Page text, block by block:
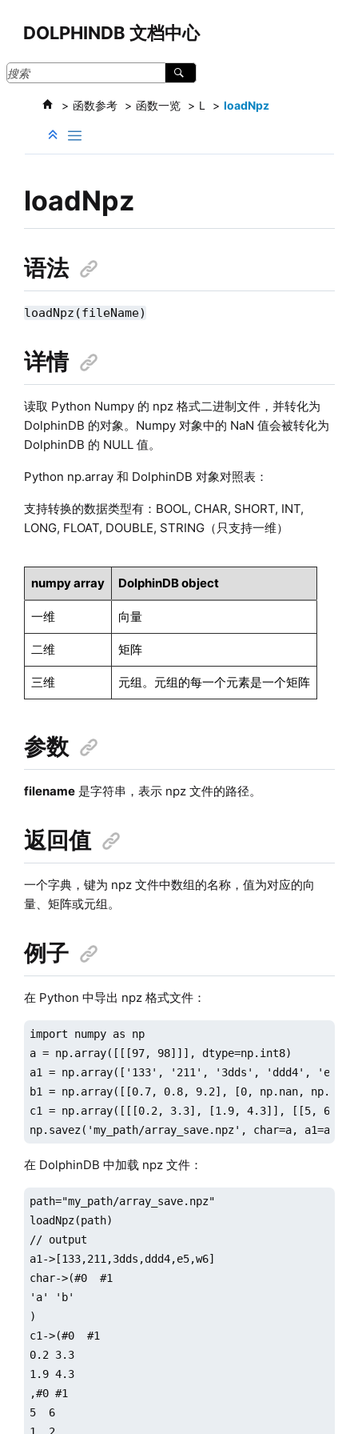
DOLPHINDB 文档中心
函数参考 函数一览 L loadNpz
loadNpz
语法
loadNpz(fileName)
详情
读取 Python Numpy 的 npz 格式二进制文件，并转化为
DolphinDB 的对象。Numpy 对象中的 NaN 值会被转化为
DolphinDB 的 NULL 值。
Python np.array 和 DolphinDB 对象对照表：
支持转换的数据类型有：BOOL, CHAR, SHORT, INT,
LONG, FLOAT, DOUBLE, STRING（只支持一维）
numpy array DolphinDB object
一维 向量
二维 矩阵
三维 元组。元组的每一个元素是一个矩阵
参数
filename是字符串，表示 npz 文件的路径。
返回值
一个字典，键为 npz 文件中数组的名称，值为对应的向
量、矩阵或元组。
例子
在 Python 中导出 npz 格式文件：
import numpy as np
a = np.array([[[97, 98]]], dtype=np.int8)
a1 = np.array(['133', '211', '3dds', 'ddd4', 'e5',
b1 = np.array([[0.7, 0.8, 9.2], [0, np.nan,
c1 = np.array([[[0.2, 3.3], [1.9, 4.3]], [[5, 6],
np.savez('my_path/array_save.npz', char=a, a1=a1,
在 DolphinDB 中加载 npz 文件：
path="my_path/array_save.npz"
loadNpz(path)
// output
a1->[133,211,3dds,ddd4,e5,w6]
char->(#0  #1
'a' 'b'
)
c1->(#0  #1
0.2 3.3
1.9 4.3
,#0 #1
5  6
1  2